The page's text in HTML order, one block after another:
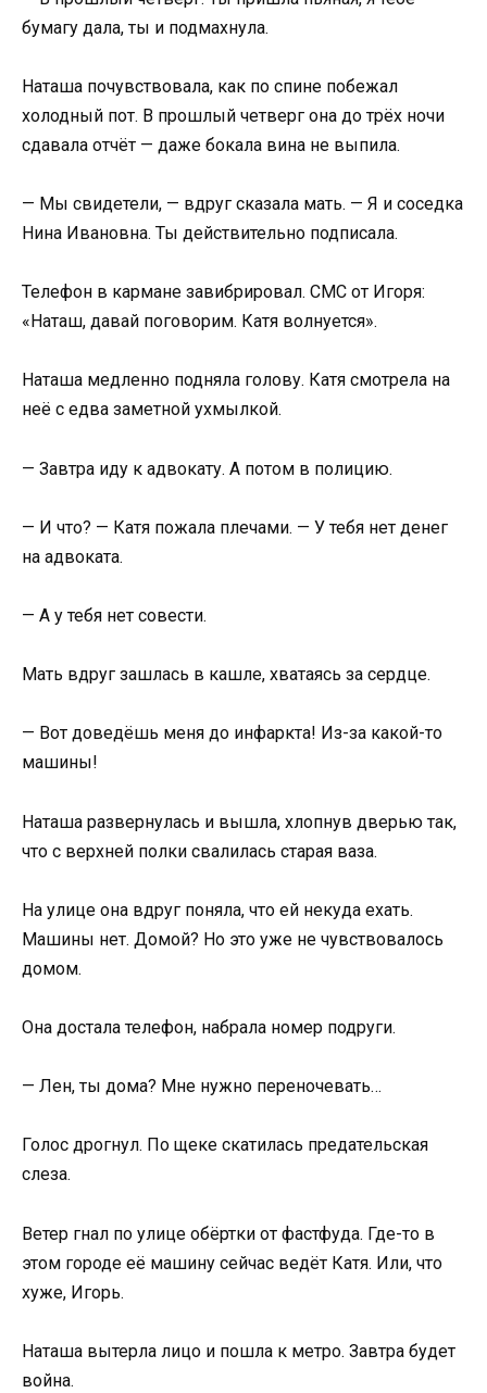
бумагу дала, ты и подмахнула.
Наташа почувствовала, как по спине побежал
холодный пот. В прошлый четверг она до трёх ночи
сдавала отчёт — даже бокала вина не выпила.
— Мы свидетели, — вдруг сказала мать. — Я и соседка
Нина Ивановна. Ты действительно подписала.
Телефон в кармане завибрировал. СМС от Игоря:
«Наташ, давай поговорим. Катя волнуется».
Наташа медленно подняла голову. Катя смотрела на
неё с едва заметной ухмылкой.
— Завтра иду к адвокату. А потом в полицию.
— И что? — Катя пожала плечами. — У тебя нет денег
на адвоката.
— А у тебя нет совести.
Мать вдруг зашлась в кашле, хватаясь за сердце.
— Вот доведёшь меня до инфаркта! Из-за какой-то
машины!
Наташа развернулась и вышла, хлопнув дверью так,
что с верхней полки свалилась старая ваза.
На улице она вдруг поняла, что ей некуда ехать.
Машины нет. Домой? Но это уже не чувствовалось
домом.
Она достала телефон, набрала номер подруги.
— Лен, ты дома? Мне нужно переночевать…
Голос дрогнул. По щеке скатилась предательская
слеза.
Ветер гнал по улице обёртки от фастфуда. Где-то в
этом городе её машину сейчас ведёт Катя. Или, что
хуже, Игорь.
Наташа вытерла лицо и пошла к метро. Завтра будет
война.